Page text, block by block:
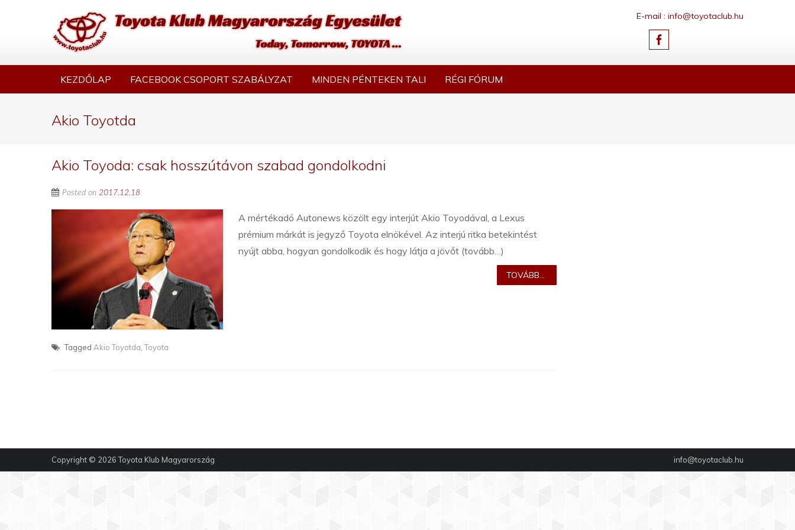
E-mail : info@toyotaclub.hu
KEZDŐLAP FACEBOOK CSOPORT SZABÁLYZAT MINDEN PÉNTEKEN TALI RÉGI FÓRUM
Akio Toyotda
Akio Toyoda: csak hosszútávon szabad gondolkodni
Posted on 2017.12.18
A mértékadó Autonews közölt egy interjút Akio Toyodával, a Lexus
prémium márkát is jegyző Toyota elnökével. Az interjú ritka betekintést
nyújt abba, hogyan gondolkodik és hogy látja a jövőt (tovább…)
TOVÁBB...
Tagged Akio Toyotda,Toyota
info@toyotaclub.hu
Copyright © 2026Toyota Klub Magyarország